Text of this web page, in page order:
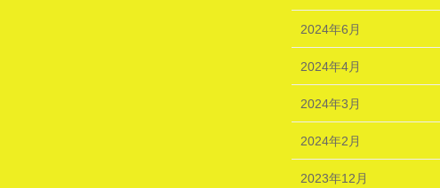
2024年6月
2024年4月
2024年3月
2024年2月
2023年12月